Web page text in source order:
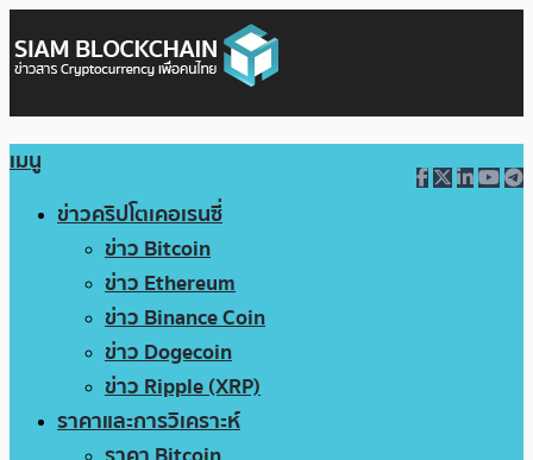
เมนู
ข่าวคริปโตเคอเรนซี่
ข่าว Bitcoin
ข่าว Ethereum
ข่าว Binance Coin
ข่าว Dogecoin
ข่าว Ripple (XRP)
ราคาและการวิเคราะห์